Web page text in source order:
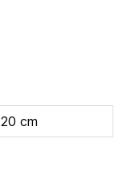
20 cm